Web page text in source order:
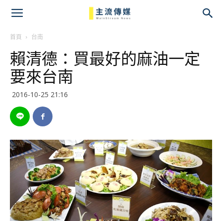
首頁 台南
賴清德：買最好的麻油一定
要來台南
2016-10-25 21:16